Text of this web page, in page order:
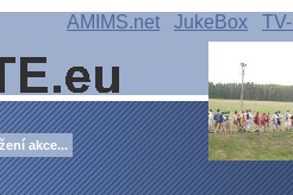
AMIMS.net JukeBox
akce...